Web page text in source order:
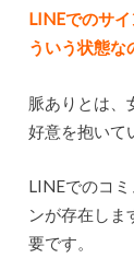
LINEでのサ
ういう状態な
脈ありとは、
好意を抱いて
LINEでのコ
ンが存在しま
要です。